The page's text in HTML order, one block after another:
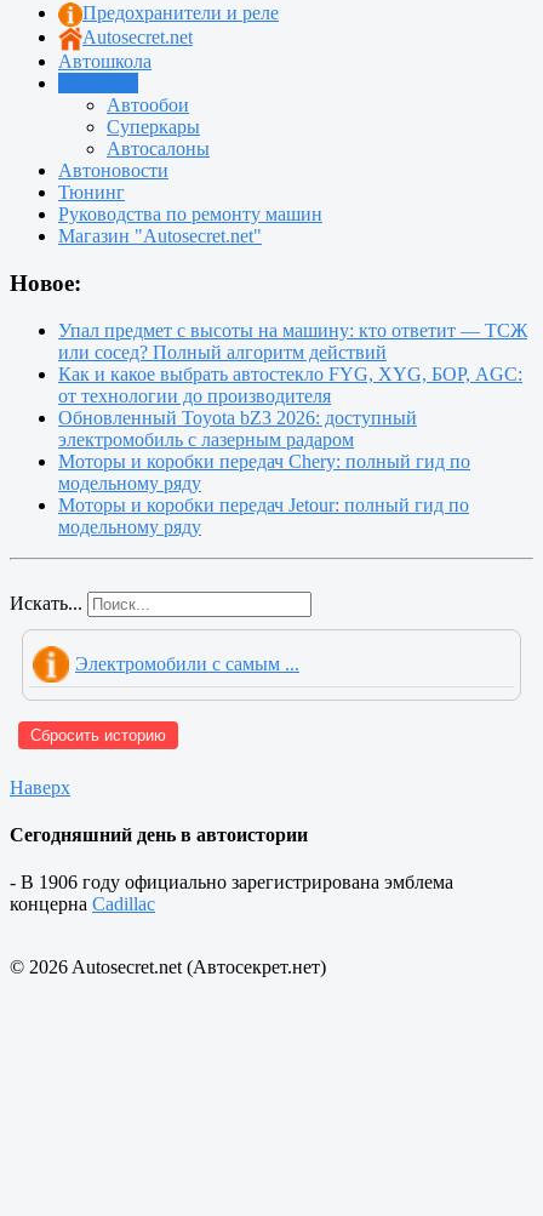
Предохранители и реле
Autosecret.net
Автошкола
Автообои
Суперкары
Автосалоны
Автоновости
Тюнинг
Руководства по ремонту машин
Магазин "Autosecret.net"
Новое:
Упал предмет с высоты на машину: кто ответит — ТСЖ
или сосед? Полный алгоритм действий
Как и какое выбрать автостекло FYG, XYG, БОР, AGC:
от технологии до производителя
Обновленный Toyota bZ3 2026: доступный
электромобиль с лазерным радаром
Моторы и коробки передач Chery: полный гид по
модельному ряду
Моторы и коробки передач Jetour: полный гид по
модельному ряду
Искать...
Электромобили с самым ...
Сбросить историю
Наверх
Сегодняшний день в автоистории
- В 1906 году официально зарегистрирована эмблема
концерна Cadillac
© 2026 Autosecret.net (Автосекрет.нет)